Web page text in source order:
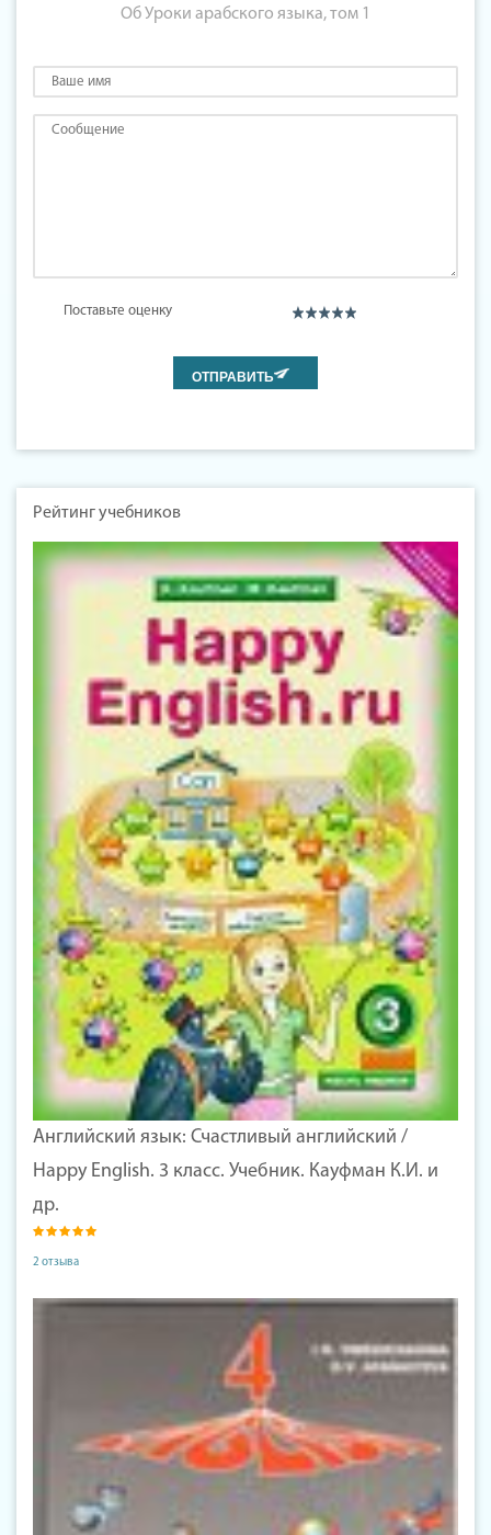
Об Уроки арабского языка, том 1
Поставьте оценку
Рейтинг учебников
Английский язык: Счастливый английский /
Happy English. 3 класс. Учебник. Кауфман К.И. и
др.
2 отзыва